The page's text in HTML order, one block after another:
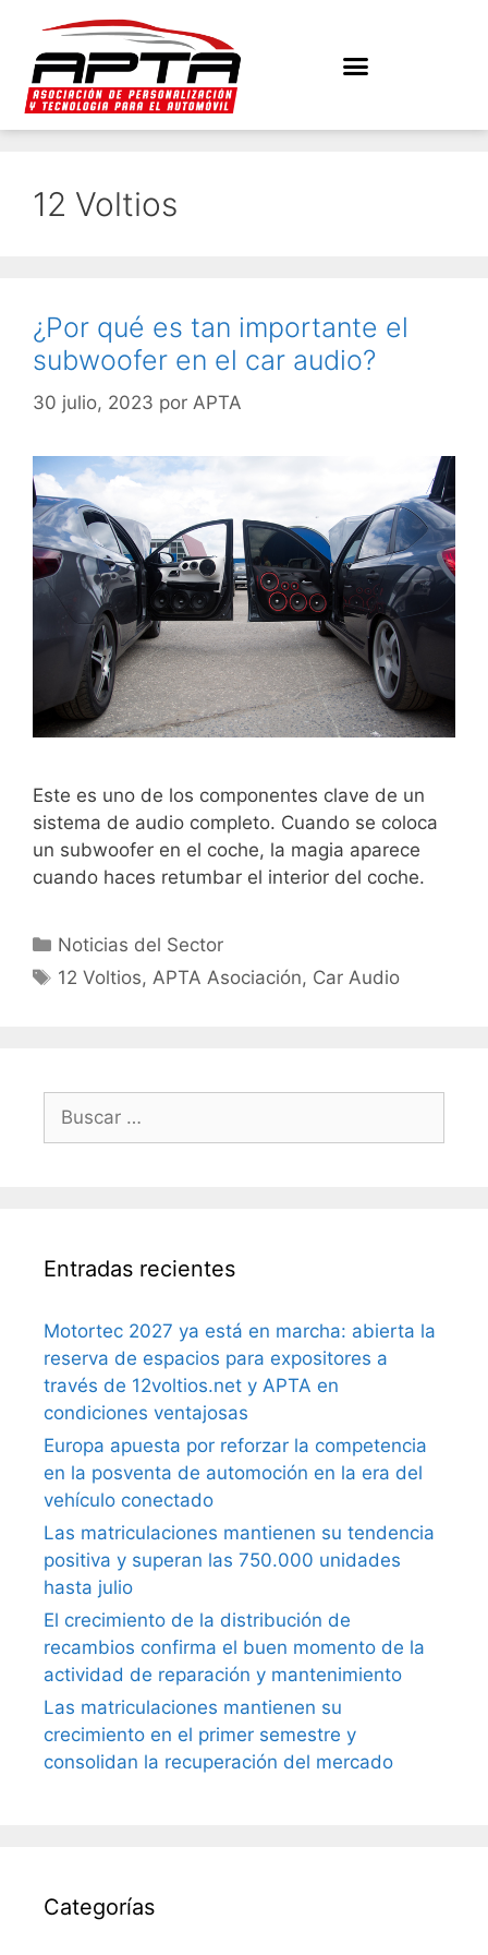
12 Voltios
¿Por qué es tan importante el
subwoofer en el car audio?
30 julio, 2023 por APTA
Este es uno de los componentes clave de un
sistema de audio completo. Cuando se coloca
un subwoofer en el coche, la magia aparece
cuando haces retumbar el interior del coche.
Noticias del Sector
12 Voltios,APTA Asociación, Car Audio
Entradas recientes
Motortec 2027 ya está en marcha: abierta la
reserva de espacios para expositores a
través de 12voltios.net y APTA en
condiciones ventajosas
Europa apuesta por reforzar la competencia
en la posventa de automoción en la era del
vehículo conectado
Las matriculaciones mantienen su tendencia
positiva y superan las 750.000 unidades
hasta julio
El crecimiento de la distribución de
recambios confirma el buen momento de la
actividad de reparación y mantenimiento
Las matriculaciones mantienen su
crecimiento en el primer semestre y
consolidan la recuperación del mercado
Categorías